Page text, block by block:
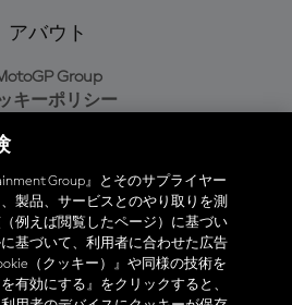
アバウト
Group
キーポリシー
バシーポリシー
購入ポリシー
ィシャルアプリ
Group』とそのサプライヤー
製品、サービスとのやり取りを測
例えば閲覧したページ）に基づい
基づいて、利用者に合わせた広告
（クッキー）』や同様の技術を
有効にする』をクリックすると、